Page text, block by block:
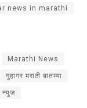
news in marathi
Marathi News
गुहागर मराठी बातम्या
न्युज